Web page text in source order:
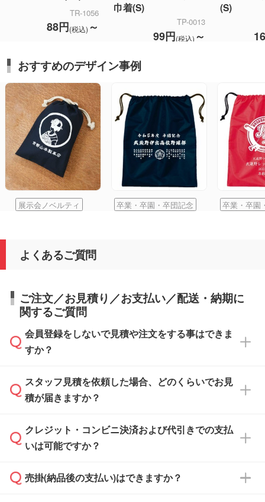
TR-1056
88円(税込) ～
巾着(S)
TP-0013
99円(税込) ～
(S)
おすすめのデザイン事例
展示会ノベルティ 卒業・卒園・卒団記念 卒業・卒園
よくあるご質問
ご注文／お見積り／お支払い／配送・納期に
関するご質問
会員登録をしないで見積や注文をする事はできま
すか？
可能です。見積・注文フォームにて『ゲストの
まま進む』ボタンからお進みのうえ、ご依頼く
スタッフ見積を依頼した場合、どのくらいでお見
積が届きますか？
通常、翌営業日までにお送りしております。混
雑状況によっては、お時間をいただくこともご
依頼いただいた場合は、翌営業日以降のご連絡
クレジット・コンビニ決済および代引きでの支払
いは可能ですか？
銀行振込のみのご対応となります。
売掛(納品後の支払い)はできますか？